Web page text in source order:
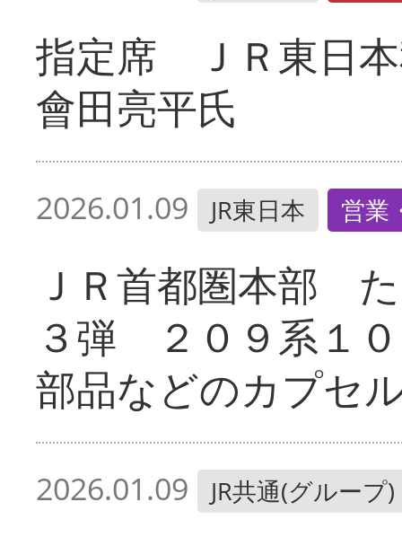
指定席 ＪＲ東日
會田亮平氏
2026.01.09 JR東日本 営業
ＪＲ首都圏本部
３弾 ２０９系１
部品などのカプセ
2026.01.09 JR共通(グループ)